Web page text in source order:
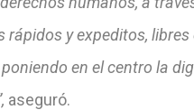
rápidos y expeditos, libres
en el centro la
aseguró.